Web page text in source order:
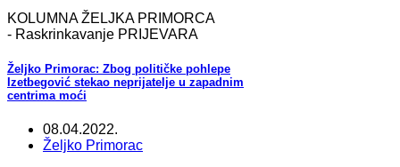
KOLUMNA ŽELJKA PRIMORCA
- Raskrinkavanje PRIJEVARA
Željko Primorac: Zbog političke pohlepe
Izetbegović stekao neprijatelje u zapadnim
centrima moći
08.04.2022.
Željko Primorac